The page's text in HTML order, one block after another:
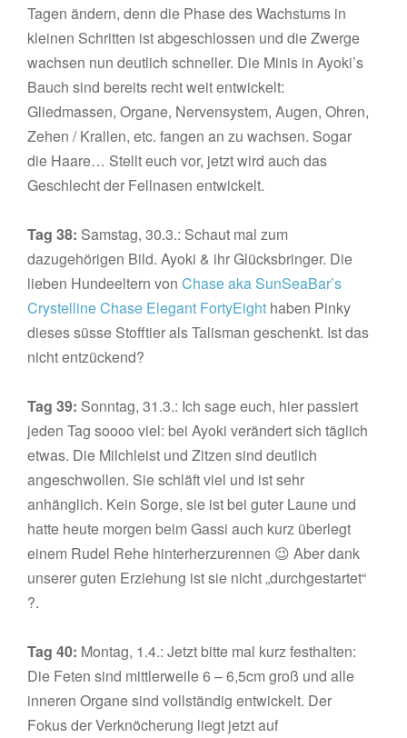
Tagen ändern, denn die Phase des Wachstums in
kleinen Schritten ist abgeschlossen und die Zwerge
wachsen nun deutlich schneller. Die Minis in Ayoki’s
Bauch sind bereits recht weit entwickelt:
Gliedmassen, Organe, Nervensystem, Augen, Ohren,
Zehen / Krallen, etc. fangen an zu wachsen. Sogar
die Haare… Stellt euch vor, jetzt wird auch das
Geschlecht der Fellnasen entwickelt.
Tag 38: Samstag, 30.3.: Schaut mal zum
dazugehörigen Bild. Ayoki & ihr Glücksbringer. Die
lieben Hundeeltern vonChase aka SunSeaBar’s
Crystelline Chase Elegant FortyEight haben Pinky
dieses süsse Stofftier als Talisman geschenkt. Ist das
nicht entzückend?
Tag 39: Sonntag, 31.3.: Ich sage euch, hier passiert
jeden Tag soooo viel: bei Ayoki verändert sich täglich
etwas. Die Milchleist und Zitzen sind deutlich
angeschwollen. Sie schläft viel und ist sehr
anhänglich. Kein Sorge, sie ist bei guter Laune und
hatte heute morgen beim Gassi auch kurz überlegt
einem Rudel Rehe hinterherzurennen 😉 Aber dank
unserer guten Erziehung ist sie nicht „durchgestartet“
?.
Tag 40: Montag, 1.4.: Jetzt bitte mal kurz festhalten:
Die Feten sind mittlerweile 6 – 6,5cm groß und alle
inneren Organe sind vollständig entwickelt. Der
Fokus der Verknöcherung liegt jetzt auf